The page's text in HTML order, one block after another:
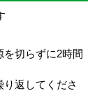
切らずに2時間
返してくださ